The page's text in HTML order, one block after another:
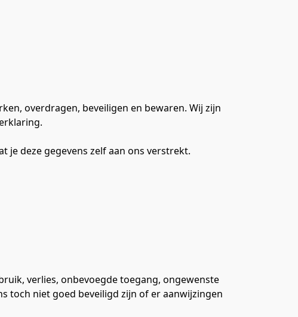
overdragen, beveiligen en bewaren. Wij zijn
je deze gegevens zelf aan ons verstrekt.
verlies, onbevoegde toegang, ongewenste
toch niet goed beveiligd zijn of er aanwijzingen